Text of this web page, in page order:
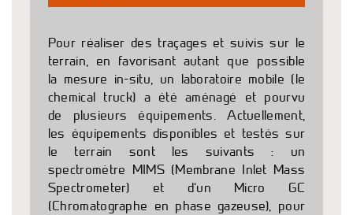
Pour réaliser des traçages et suivis sur le
terrain, en favorisant autant que possible
la mesure in-situ, un laboratoire mobile (le
chemical truck) a été aménagé et pourvu
de plusieurs équipements. Actuellement,
les équipements disponibles et testés sur
le terrain sont les suivants : un
spectromètre MIMS (Membrane Inlet Mass
Spectrometer) et d’un Micro GC
(Chromatographe en phase gazeuse), pour